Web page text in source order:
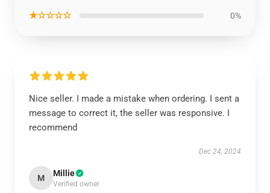
★☆☆☆☆ 0%
Nice seller. I made a mistake when ordering. I sent a
message to correct it, the seller was responsive. I
recommend
Dec 24, 2024
M Millie
Verified owner